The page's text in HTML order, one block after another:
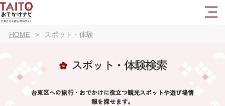
HOME スポット・体験
スポット・体験検索
台東区への旅行・おでかけに役立つ観光スポットや遊び場情
報を探せます。